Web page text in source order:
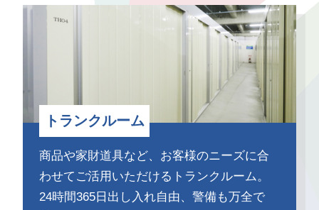
トランクルーム
商品や家財道具など、お客様のニーズに合
わせてご活用いただけるトランクルーム。
24時間365日出し入れ自由、警備も万全で